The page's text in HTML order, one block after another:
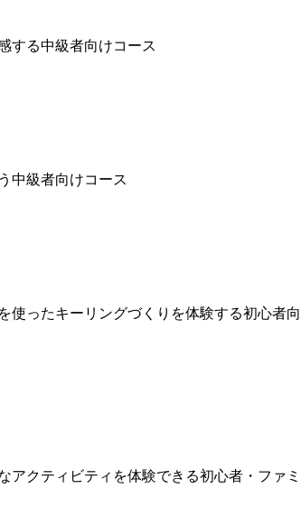
する中級者向けコース
中級者向けコース
使ったキーリングづくりを体験する初心者向
クティビティを体験できる初心者・ファミ